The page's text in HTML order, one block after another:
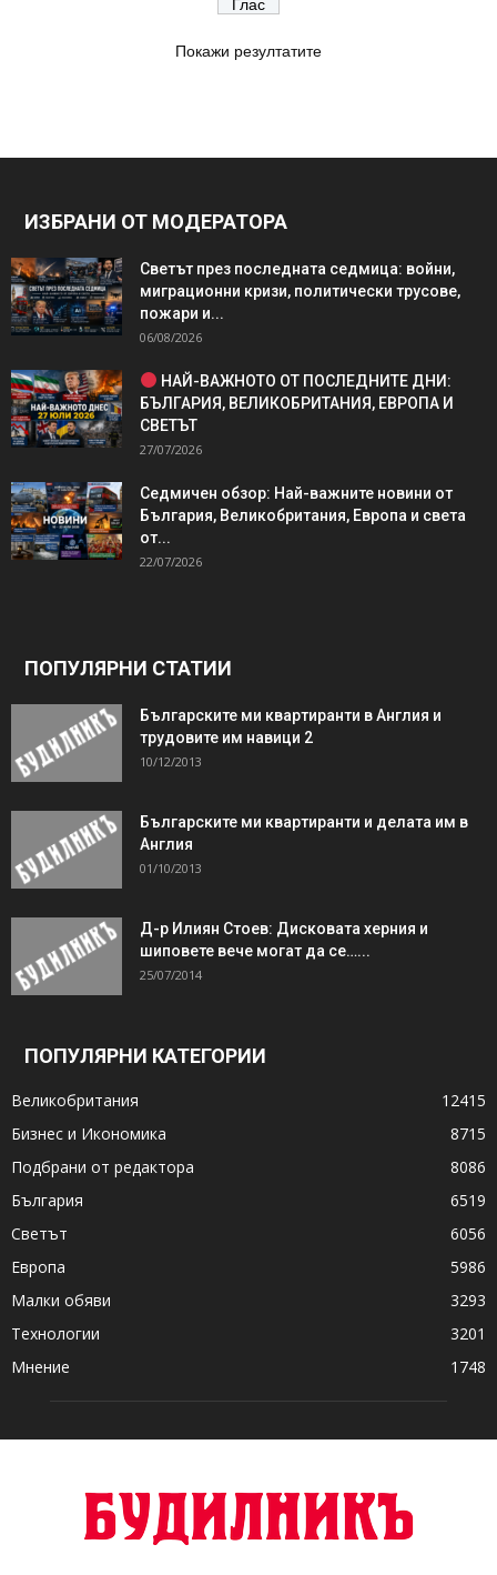
Покажи резултатите
ИЗБРАНИ ОТ МОДЕРАТОРА
Светът през последната седмица: войни,
миграционни кризи, политически трусове,
пожари и...
06/08/2026
НАЙ-ВАЖНОТО ОТ ПОСЛЕДНИТЕ ДНИ:
БЪЛГАРИЯ, ВЕЛИКОБРИТАНИЯ, ЕВРОПА И
СВЕТЪТ
27/07/2026
Седмичен обзор: Най-важните новини от
България, Великобритания, Европа и света
от...
22/07/2026
ПОПУЛЯРНИ СТАТИИ
Българските ми квартиранти в Англия и
трудовите им навици 2
10/12/2013
Българските ми квартиранти и делата им в
Англия
01/10/2013
Д-р Илиян Стоев: Дисковата херния и
шиповете вече могат да се…...
25/07/2014
ПОПУЛЯРНИ КАТЕГОРИИ
Великобритания
12415
Бизнес и Икономика
8715
Подбрани от редактора
8086
България
6519
Светът
6056
Европа
5986
Малки обяви
3293
Технологии
3201
Мнение
1748